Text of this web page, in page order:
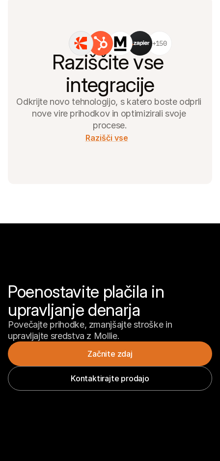
+150
Raziščite vse
integracije
Odkrijte novo tehnologijo, s katero boste odprli
nove vire prihodkov in optimizirali svoje
procese.
Razišči vse
Poenostavite plačila in
upravljanje denarja
Povečajte prihodke, zmanjšajte stroške in
Začnite zdaj
Kontaktirajte prodajo